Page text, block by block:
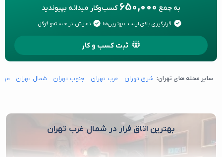
به جمع 650,000 کسب‌وکار میدانه بپیوندید
قرارگیری بالای لیست بهترین‌ها نمایش در جستجو گوگل
ثبت کسب و کار
سایر محله های تهران: شرق تهران غرب تهران جنوب تهران شمال تهران
بهترین اتاق فرار در شمال غرب تهران